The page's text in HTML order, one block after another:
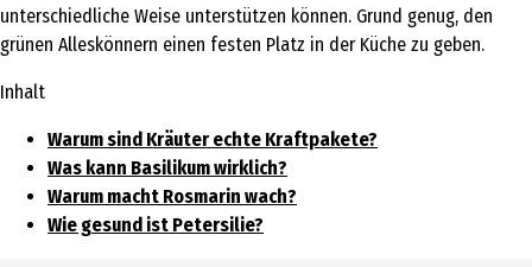
unterschiedliche Weise unterstützen können. Grund genug, den
grünen Alleskönnern einen festen Platz in der Küche zu geben.
Inhalt
Warum sind Kräuter echte Kraftpakete?
Was kann Basilikum wirklich?
Warum macht Rosmarin wach?
Wie gesund ist Petersilie?